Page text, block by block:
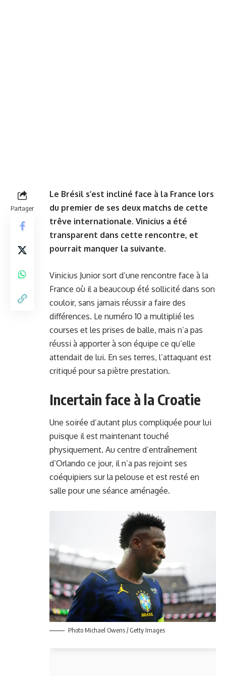
Partager
Le Brésil s’est incliné face à la France lors
du premier de ses deux matchs de cette
trêve internationale. Vinicius a été
transparent dans cette rencontre, et
pourrait manquer la suivante.
Vinicius Junior sort d’une rencontre face à la
France où il a beaucoup été sollicité dans son
couloir, sans jamais réussir a faire des
différences. Le numéro 10 a multiplié les
courses et les prises de balle, mais n’a pas
réussi à apporter à son équipe ce qu’elle
attendait de lui. En ses terres, l’attaquant est
critiqué pour sa piètre prestation.
Incertain face à la Croatie
Une soirée d’autant plus compliquée pour lui
puisque il est maintenant touché
physiquement. Au centre d’entraînement
d’Orlando ce jour, il n’a pas rejoint ses
coéquipiers sur la pelouse et est resté en
salle pour une séance aménagée.
Photo Michael Owens / Getty Images